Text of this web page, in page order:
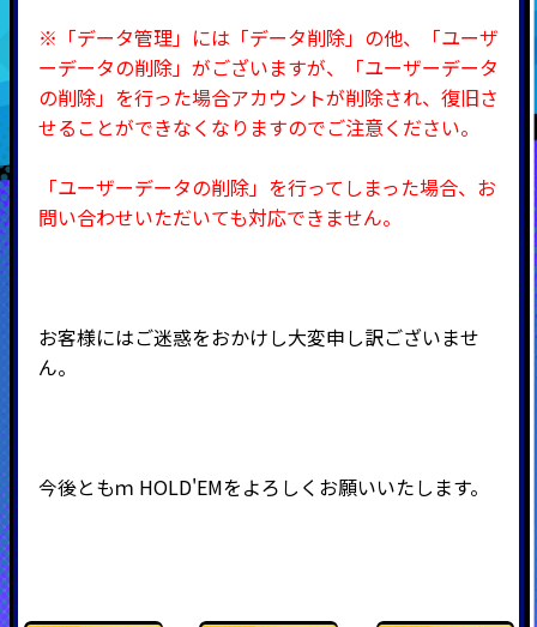
※「データ管理」には「データ削除」の他、「ユーザ
ーデータの削除」がございますが、「ユーザーデータ
の削除」を行った場合アカウントが削除され、復旧さ
せることができなくなりますのでご注意ください。
「ユーザーデータの削除」を行ってしまった場合、お
問い合わせいただいても対応できません。
お客様にはご迷惑をおかけし大変申し訳ございませ
ん。
今後ともｍ HOLD'EMをよろしくお願いいたします。